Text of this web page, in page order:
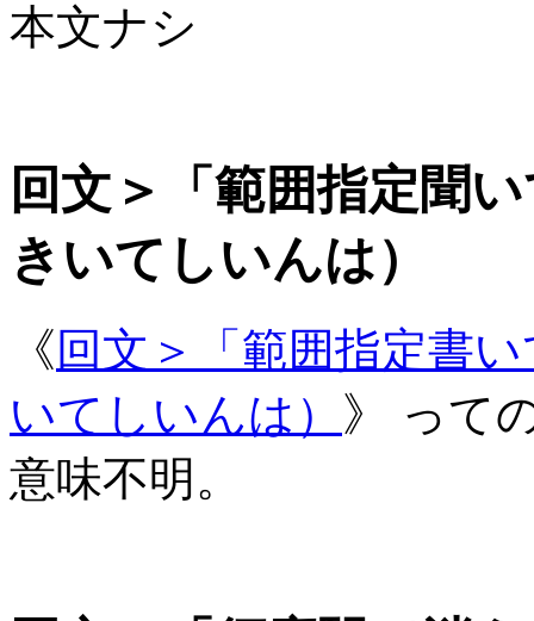
本文ナシ
回文＞「範囲指定聞
きいてしいんは）
《 回文＞「範囲指定書
いてしいんは） 》 って
意味不明。